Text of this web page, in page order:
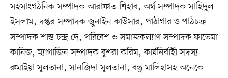
সহসাংগঠনিক সম্পাদক আরাফাত শিহাব, অর্থ সম্পাদক সাহিদুল
ইসলাম, দপ্তর সম্পাদক জুনাইন কাউসার, পাঠাগার ও পাঠচক্র
সম্পাদক শান্ত চন্দ্র দে, পরিবেশ ও সমাজকল্যাণ সম্পাদক ফাতেমা
কানিজ, ম্যাগাজিন সম্পাদক বুশরা করিম, কার্যনির্বাহী সদস্য
রুমাইয়া সুলতানা, সানজিদা সুলতানা, বন্ধু মালিহাসহ অনেকে।